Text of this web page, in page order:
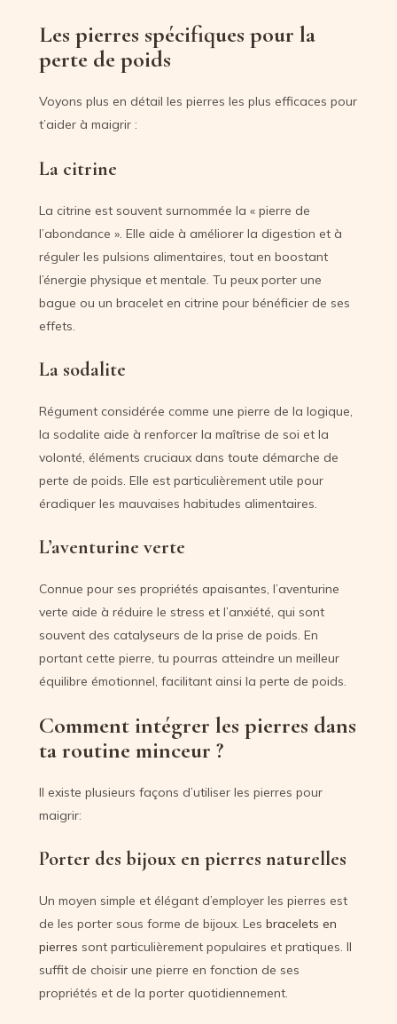
Les pierres spécifiques pour la
perte de poids
Voyons plus en détail les pierres les plus efficaces pour
t’aider à maigrir :
La citrine
La citrine est souvent surnommée la « pierre de
l’abondance ». Elle aide à améliorer la digestion et à
réguler les pulsions alimentaires, tout en boostant
l’énergie physique et mentale. Tu peux porter une
bague ou un bracelet en citrine pour bénéficier de ses
effets.
La sodalite
Régument considérée comme une pierre de la logique,
la sodalite aide à renforcer la maîtrise de soi et la
volonté, éléments cruciaux dans toute démarche de
perte de poids. Elle est particulièrement utile pour
éradiquer les mauvaises habitudes alimentaires.
L’aventurine verte
Connue pour ses propriétés apaisantes, l’aventurine
verte aide à réduire le stress et l’anxiété, qui sont
souvent des catalyseurs de la prise de poids. En
portant cette pierre, tu pourras atteindre un meilleur
équilibre émotionnel, facilitant ainsi la perte de poids.
Comment intégrer les pierres dans
ta routine minceur ?
Il existe plusieurs façons d’utiliser les pierres pour
maigrir:
Porter des bijoux en pierres naturelles
Un moyen simple et élégant d’employer les pierres est
de les porter sous forme de bijoux. Les bracelets en
pierres sont particulièrement populaires et pratiques. Il
suffit de choisir une pierre en fonction de ses
propriétés et de la porter quotidiennement.